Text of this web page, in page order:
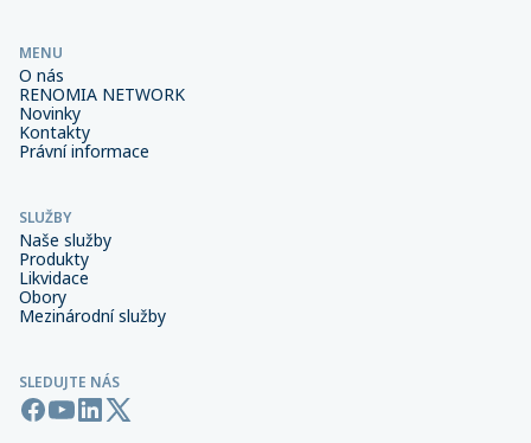
MENU
O nás
RENOMIA NETWORK
Novinky
Kontakty
Právní informace
SLUŽBY
Naše služby
Produkty
Likvidace
Obory
Mezinárodní služby
SLEDUJTE NÁS